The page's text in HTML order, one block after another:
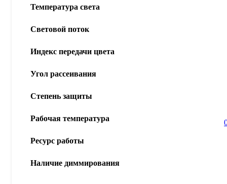
Температура света
Световой поток
Индекс передачи цвета
Угол рассеивания
Степень защиты
Рабочая температура
Ресурс работы
Наличие диммирования